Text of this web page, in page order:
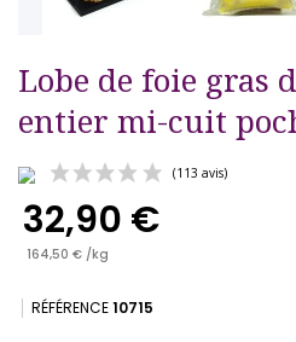
Lobe de foie gras
entier mi-cuit
32,90 €
164,50 € /kg
RÉFÉRENCE10715